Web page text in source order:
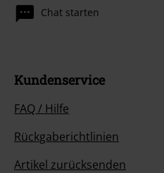
Chat starten
Kundenservice
FAQ / Hilfe
Rückgaberichtlinien
Artikel zurücksenden